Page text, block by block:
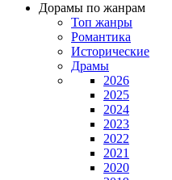
Дорамы по жанрам
Топ жанры
Романтика
Исторические
Драмы
2026
2025
2024
2023
2022
2021
2020